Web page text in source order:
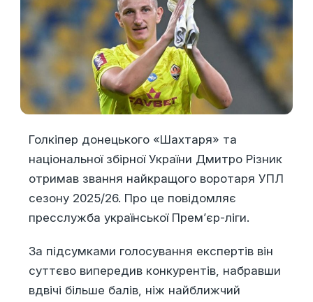
Голкіпер донецького «Шахтаря» та
національної збірної України Дмитро Різник
отримав звання найкращого воротаря УПЛ
сезону 2025/26. Про це повідомляє
пресслужба української Прем’єр-ліги.
За підсумками голосування експертів він
суттєво випередив конкурентів, набравши
вдвічі більше балів, ніж найближчий